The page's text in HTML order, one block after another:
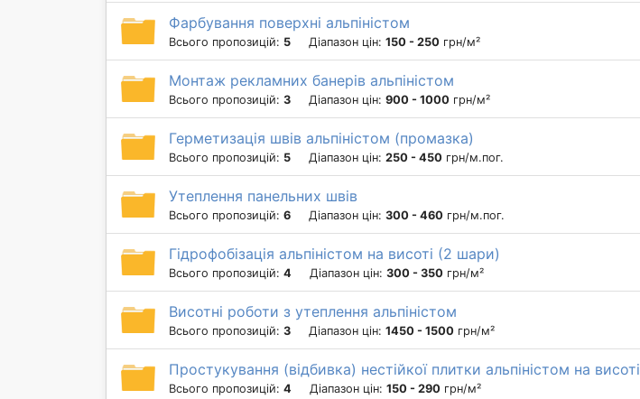
Фарбування поверхні альпіністом
Всього пропозицій: 5 Діапазон цін: 150 - 250 грн/м²
Монтаж рекламних банерів альпіністом
Всього пропозицій: 3 Діапазон цін: 900 - 1000 грн/м²
Герметизація швів альпіністом (промазка)
Всього пропозицій: 5 Діапазон цін: 250 - 450 грн/м.пог.
Утеплення панельних швів
Всього пропозицій: 6 Діапазон цін: 300 - 460 грн/м.пог.
Гідрофобізація альпіністом на висоті (2 шари)
Всього пропозицій: 4 Діапазон цін: 300 - 350 грн/м²
Висотні роботи з утеплення альпіністом
Всього пропозицій: 3 Діапазон цін: 1450 - 1500 грн/м²
Простукування (відбивка) нестійкої плитки альпіністом на висоті
Всього пропозицій: 4 Діапазон цін: 150 - 290 грн/м²